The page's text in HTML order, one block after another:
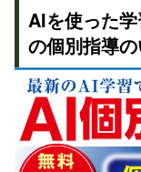
AIを使った
の個別指導